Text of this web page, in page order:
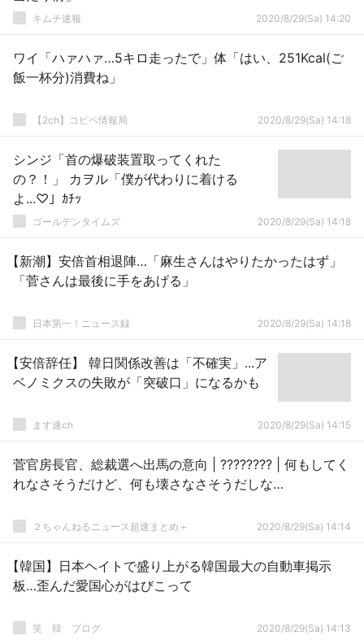
キムチ速報 2020/8/29(Sa) 14:20
ワイ「ハァハァ…5キロ走ったで」体「はい、251Kcal(ご
飯一杯分)消費ね」
【2ch】コピペ情報局 2020/8/29(Sa) 14:18
シンジ「首の爆破装置取ってくれた
の？！」 カヲル「僕が代わりに着ける
よ...♡」ｶﾁｯ
ゴールデンタイムズ 2020/8/29(Sa) 14:18
【新潮】安倍首相退陣…「麻生さんはやりたかったはず」
「菅さんは最後に手をあげる」
日本第一！ニュース録 2020/8/29(Sa) 14:18
【安倍辞任】 韓日関係改善は「不確実」...ア
ベノミクスの失敗が「突破口」になるかも
ます速ch 2020/8/29(Sa) 14:15
菅官房長官、総裁選へ出馬の意向 | ???????? | 何もしてく
れなさそうだけど、何も壊さなさそうだしな…
２ちゃんねるニュース超速まとめ＋ 2020/8/29(Sa) 14:14
【韓国】日本ヘイトで盛り上がる韓国最大の自動車掲示
板…歪んだ愛国心がはびこって
笑 韓 ブログ 2020/8/29(Sa) 14:13